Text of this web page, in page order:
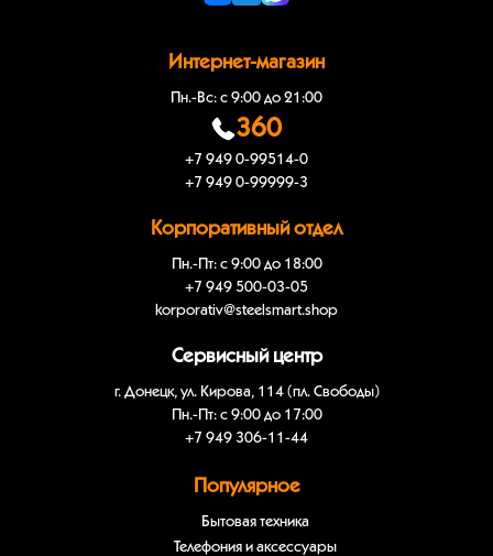
Интернет-магазин
Пн.-Вс: с 9:00 до 21:00
360
+7 949 0-99514-0
+7 949 0-99999-3
Корпоративный отдел
Пн.-Пт: с 9:00 до 18:00
+7 949 500-03-05
korporativ@steelsmart.shop
Сервисный центр
г. Донецк, ул. Кирова, 114 (пл. Свободы)
Пн.-Пт: с 9:00 до 17:00
+7 949 306-11-44
Популярное
Бытовая техника
Телефония и аксессуары